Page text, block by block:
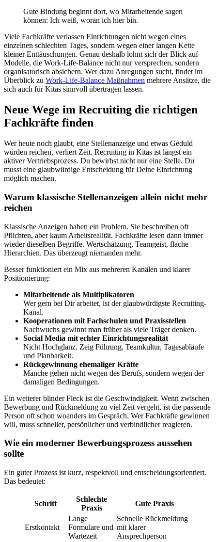
Gute Bindung beginnt dort, wo Mitarbeitende sagen
können: Ich weiß, woran ich hier bin.
Viele Fachkräfte verlassen Einrichtungen nicht wegen eines
einzelnen schlechten Tages, sondern wegen einer langen Kette
kleiner Enttäuschungen. Genau deshalb lohnt sich der Blick auf
Modelle, die Work-Life-Balance nicht nur versprechen, sondern
organisatorisch absichern. Wer dazu Anregungen sucht, findet im
Überblick zu Work-Life-Balance Maßnahmen mehrere Ansätze, die
sich auch für Kitas sinnvoll übertragen lassen.
Neue Wege im Recruiting die richtigen
Fachkräfte finden
Wer heute noch glaubt, eine Stellenanzeige und etwas Geduld
würden reichen, verliert Zeit. Recruiting in Kitas ist längst ein
aktiver Vertriebsprozess. Du bewirbst nicht nur eine Stelle. Du
musst eine glaubwürdige Entscheidung für Deine Einrichtung
möglich machen.
Warum klassische Stellenanzeigen allein nicht mehr
reichen
Klassische Anzeigen haben ein Problem. Sie beschreiben oft
Pflichten, aber kaum Arbeitsrealität. Fachkräfte lesen dann immer
wieder dieselben Begriffe. Wertschätzung, Teamgeist, flache
Hierarchien. Das überzeugt niemanden mehr.
Besser funktioniert ein Mix aus mehreren Kanälen und klarer
Positionierung:
Mitarbeitende als Multiplikatoren
Wer gern bei Dir arbeitet, ist der glaubwürdigste Recruiting-
Kanal.
Kooperationen mit Fachschulen und Praxisstellen
Nachwuchs gewinnt man früher als viele Träger denken.
Social Media mit echter Einrichtungsrealität
Nicht Hochglanz. Zeig Führung, Teamkultur, Tagesabläufe
und Planbarkeit.
Rückgewinnung ehemaliger Kräfte
Manche gehen nicht wegen des Berufs, sondern wegen der
damaligen Bedingungen.
Ein weiterer blinder Fleck ist die Geschwindigkeit. Wenn zwischen
Bewerbung und Rückmeldung zu viel Zeit vergeht, ist die passende
Person oft schon woanders im Gespräch. Wer Fachkräfte gewinnen
will, muss schneller, persönlicher und verbindlicher reagieren.
Wie ein moderner Bewerbungsprozess aussehen
sollte
Ein guter Prozess ist kurz, respektvoll und entscheidungsorientiert.
Das bedeutet:
Schritt
Schlechte
Praxis
Gute Praxis
Erstkontakt
Lange
Formulare und
Wartezeit
Schnelle Rückmeldung
mit klarer
Ansprechperson